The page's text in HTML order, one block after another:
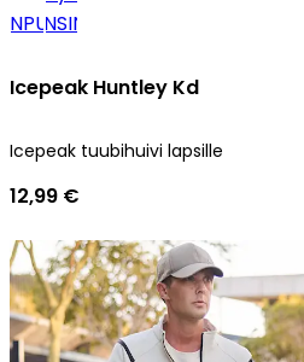
Icepeak Huntley Kd
Icepeak tuubihuivi lapsille
12,99 €